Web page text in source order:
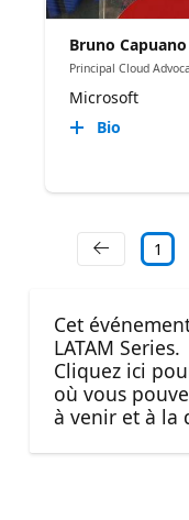
Bruno
Principal Cloud
Microsoft
Bio
1
Cet
LATAM Series.
Cliquez ici
où vous
à venir et à la